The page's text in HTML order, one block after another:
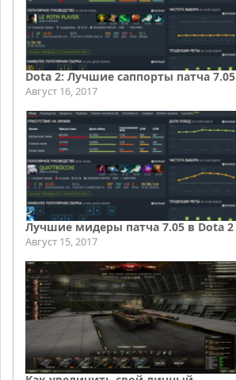
Dota 2: Лучшие саппорты патча 7.05
Август 16, 2017
Лучшие мидеры патча 7.05 в Dota 2
Август 15, 2017